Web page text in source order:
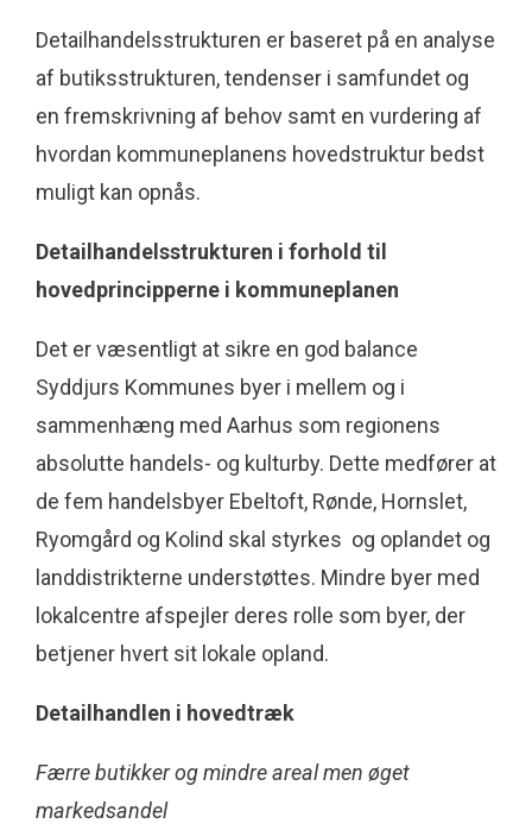
Detailhandelsstrukturen er baseret på en analyse
af butiksstrukturen, tendenser i samfundet og
en fremskrivning af behov samt en vurdering af
hvordan kommuneplanens hovedstruktur bedst
muligt kan opnås.
Detailhandelsstrukturen i forhold til
hovedprincipperne i kommuneplanen
Det er væsentligt at sikre en god balance
Syddjurs Kommunes byer i mellem og i
sammenhæng med Aarhus som regionens
absolutte handels- og kulturby. Dette medfører at
de fem handelsbyer Ebeltoft, Rønde, Hornslet,
Ryomgård og Kolind skal styrkes og oplandet og
landdistrikterne understøttes. Mindre byer med
lokalcentre afspejler deres rolle som byer, der
betjener hvert sit lokale opland.
Detailhandlen i hovedtræk
Færre butikker og mindre areal men øget
markedsandel